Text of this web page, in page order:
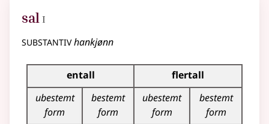
sal 1
I
substantivhankjønn
Bøyingstabell for dette substantivet
entall
flertall
ubestemt
form
bestemt
form
ubestemt
form
bestemt
form